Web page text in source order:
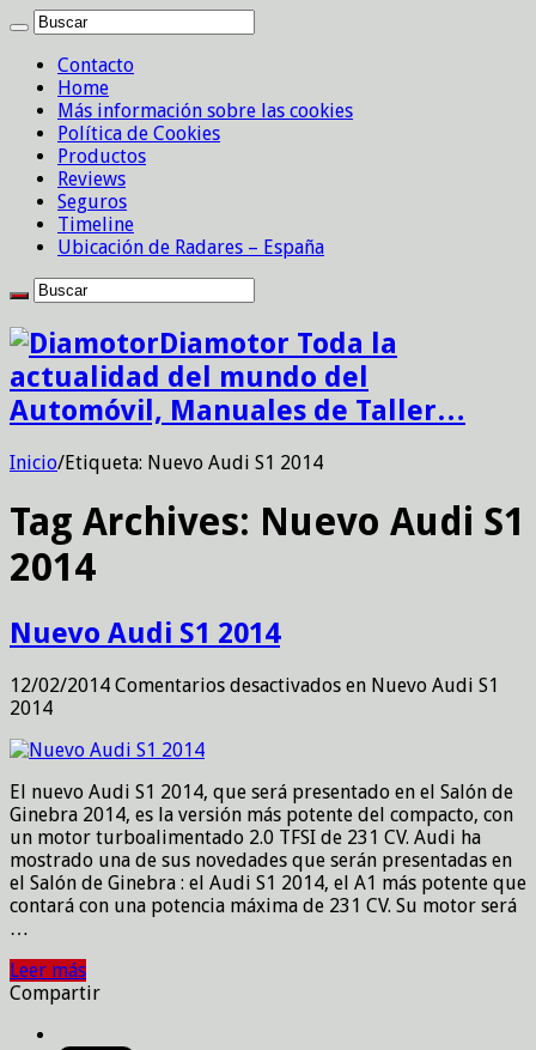
Contacto
Home
Más información sobre las cookies
Política de Cookies
Productos
Reviews
Seguros
Timeline
Ubicación de Radares – España
Diamotor Toda la
actualidad del mundo del
Automóvil, Manuales de Taller…
Inicio/Etiqueta: Nuevo Audi S1 2014
Tag Archives: Nuevo Audi S1
2014
Nuevo Audi S1 2014
12/02/2014 Comentarios desactivados en Nuevo Audi S1
2014
El nuevo Audi S1 2014, que será presentado en el Salón de
Ginebra 2014, es la versión más potente del compacto, con
un motor turboalimentado 2.0 TFSI de 231 CV. Audi ha
mostrado una de sus novedades que serán presentadas en
el Salón de Ginebra : el Audi S1 2014, el A1 más potente que
contará con una potencia máxima de 231 CV. Su motor será
…
Leer más
Compartir